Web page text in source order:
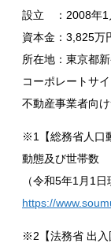
設立 ：2008年1
資本金：3,825万
所在地：東京都
コーポレートサ
不動産事業者向
※1【総務省人口
動態及び世帯数
（令和5年1月1日
https://
※2【法務省 出入